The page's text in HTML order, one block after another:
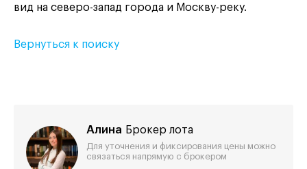
вид на северо-запад города и Москву-реку.
Вернуться к поиску
Алина Брокер лота
Для уточнения и фиксирования цены можно
связаться напрямую с брокером